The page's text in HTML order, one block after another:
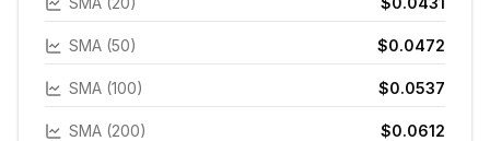
SMA (50) $0.0472
SMA (100) $0.0537
SMA (200) $0.0612